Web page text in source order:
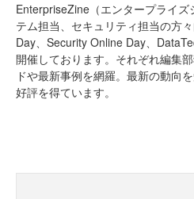
EnterpriseZine（エンタープライ
テム担当、セキュリティ担当の方
Day、Security Online Day、
開催しております。それぞれ編集
ドや最新事例を網羅。最新の動向
好評を得ています。